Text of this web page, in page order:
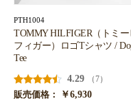
PTH1004
TOMMY HILFIGER（トミ
フィガー）ロゴTシャツ /
Tee
4.29
（7）
販売価格：
￥6,930